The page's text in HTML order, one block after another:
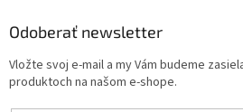
Odoberať newsletter
Vložte svoj e-mail a my Vám budeme
produktoch na našom e-shope.